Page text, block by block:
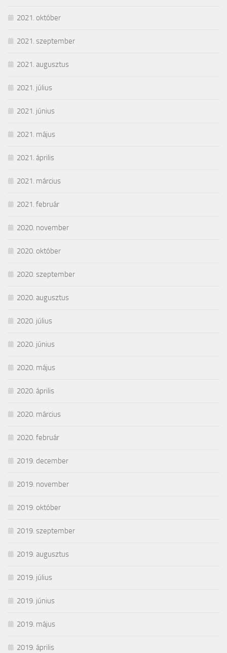
2021. október
2021. szeptember
2021. augusztus
2021. július
2021. június
2021. május
2021. április
2021. március
2021. február
2020. november
2020. október
2020. szeptember
2020. augusztus
2020. július
2020. június
2020. május
2020. április
2020. március
2020. február
2019. december
2019. november
2019. október
2019. szeptember
2019. augusztus
2019. július
2019. június
2019. május
2019. április